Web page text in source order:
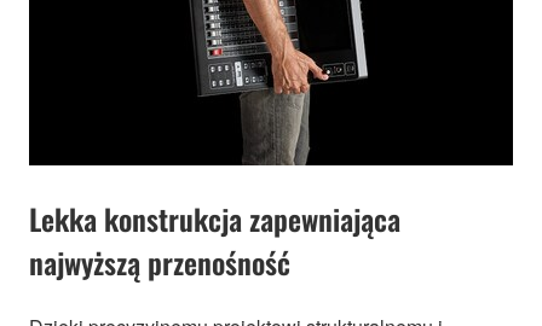
Lekka konstrukcja zapewniająca
najwyższą przenośność